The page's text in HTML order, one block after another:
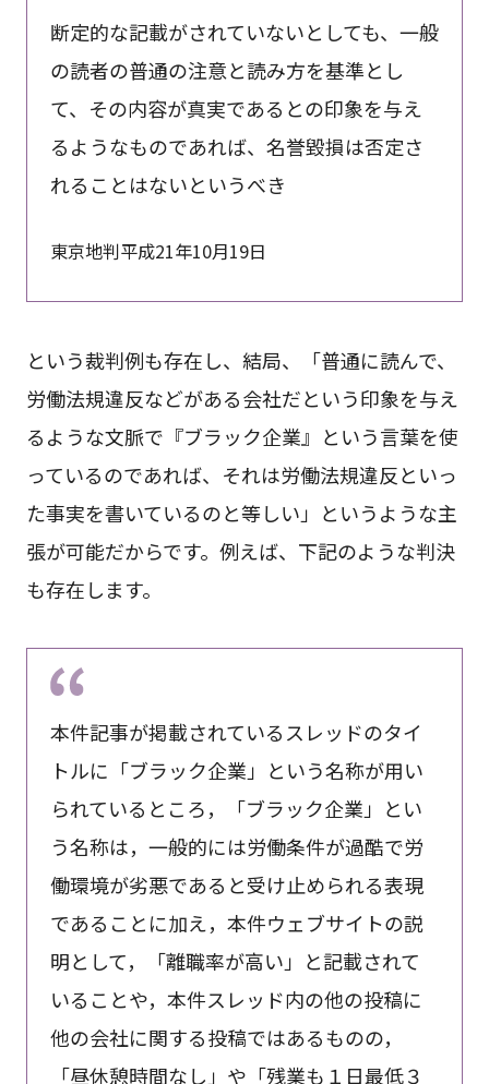
断定的な記載がされていないとしても、一般
の読者の普通の注意と読み方を基準とし
て、その内容が真実であるとの印象を与え
るようなものであれば、名誉毀損は否定さ
れることはないというべき
東京地判平成21年10月19日
という裁判例も存在し、結局、「普通に読んで、
労働法規違反などがある会社だという印象を与え
るような文脈で『ブラック企業』という言葉を使
っているのであれば、それは労働法規違反といっ
た事実を書いているのと等しい」というような主
張が可能だからです。例えば、下記のような判決
も存在します。
本件記事が掲載されているスレッドのタイ
トルに「ブラック企業」という名称が用い
られているところ，「ブラック企業」とい
う名称は，一般的には労働条件が過酷で労
働環境が劣悪であると受け止められる表現
であることに加え，本件ウェブサイトの説
明として，「離職率が高い」と記載されて
いることや，本件スレッド内の他の投稿に
他の会社に関する投稿ではあるものの，
「昼休憩時間なし」や「残業も１日最低３